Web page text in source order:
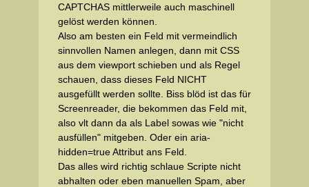
CAPTCHAS mittlerweile auch maschinell
gelöst werden können.
Also am besten ein Feld mit vermeindlich
sinnvollen Namen anlegen, dann mit CSS
aus dem viewport schieben und als Regel
schauen, dass dieses Feld NICHT
ausgefüllt werden sollte. Biss blöd ist das für
Screenreader, die bekommen das Feld mit,
also vlt dann da als Label sowas wie "nicht
ausfüllen" mitgeben. Oder ein aria-
hidden=true Attribut ans Feld.
Das alles wird richtig schlaue Scripte nicht
abhalten oder eben manuellen Spam, aber